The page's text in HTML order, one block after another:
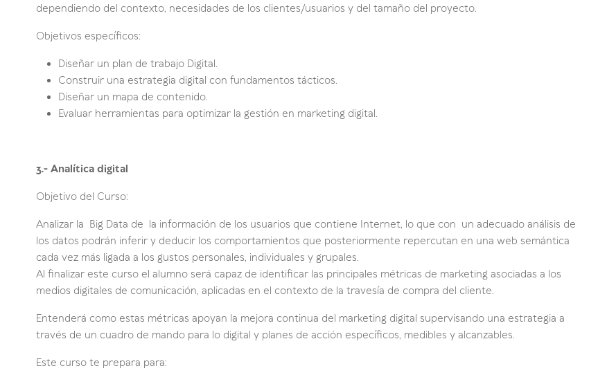
dependiendo del contexto, necesidades de los clientes/usuarios y del tamaño del proyecto.
Objetivos específicos:
Diseñar un plan de trabajo Digital.
Construir una estrategia digital con fundamentos tácticos.
Diseñar un mapa de contenido.
Evaluar herramientas para optimizar la gestión en marketing digital.
3.- Analítica digital
Objetivo del Curso:
Analizar la Big Data de la información de los usuarios que contiene Internet, lo que con un adecuado análisis de
los datos podrán inferir y deducir los comportamientos que posteriormente repercutan en una web semántica
cada vez más ligada a los gustos personales, individuales y grupales.
Al finalizar este curso el alumno será capaz de identificar las principales métricas de marketing asociadas a los
medios digitales de comunicación, aplicadas en el contexto de la travesía de compra del cliente.
Entenderá como estas métricas apoyan la mejora continua del marketing digital supervisando una estrategia a
través de un cuadro de mando para lo digital y planes de acción específicos, medibles y alcanzables.
Este curso te prepara para: